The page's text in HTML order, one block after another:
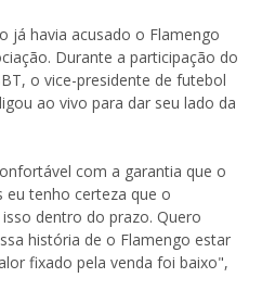
já havia acusado o Flamengo
Durante a participação do
o vice-presidente de futebol
ao vivo para dar seu lado da
com a garantia que o
eu tenho certeza que o
dentro do prazo. Quero
história de o Flamengo estar
fixado pela venda foi baixo",